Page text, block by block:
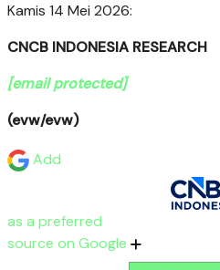
Kamis 14 Mei 2026:
CNCB INDONESIA RESEARCH
[email protected]
(evw/evw)
Add
as a preferred
source on Google